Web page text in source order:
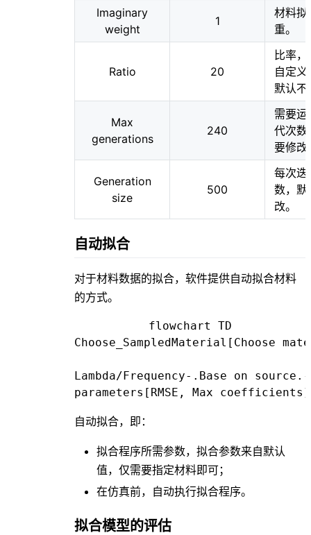
Imaginary
weight
1
材料拟
重。
Ratio 20
比率，
自定
默认不
Max
generations
240
需要运
代次数
要修改
Generation
size
500
每次迭
数，默
改。
自动拟合
对于材料数据的拟合，软件提供自动拟合材料
的方式。
flowchart TD
Lambda/Frequency-.Base on
自动拟合，即：
拟合程序所需参数，拟合参数来自默认
值，仅需要指定材料即可；
在仿真前，自动执行拟合程序。
拟合模型的评估